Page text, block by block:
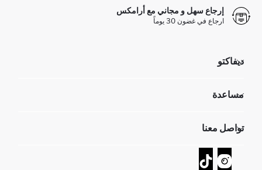
إرجاع سهل و مجاني مع أرامكس
ارجاع في غضون 30 يوماً
ديفاكتو
تعرف علينا
GIFT CLUB
مساعدة
عمليات الارجاع و الاستبدال السهلة
تتبع الشحنة
كيف يمكنك التسوق في ديفاكتو ؟
تواصل معنا
نموذج الاتصال
خدمة العملاء